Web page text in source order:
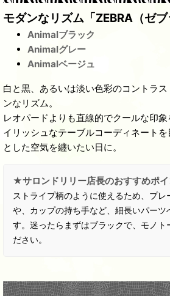
モダンなリズム「ZEBRA（ゼブ
Animalブラック
Animalグレー
Animalベージュ
白と黒、あるいは淡い色彩のコントラ
ンなリズム。
レオパードよりも直線的でクールな印
イリッシュなテーブルコーディネート
とした空気を纏いたい日に。
★サロンドリリー店長のおすすめポイ
ストライプ柄のように使えるため、プ
や、カップの持ち手など、細長いパーツ
す。迷ったらまずはブラックで、モノト
ださい。